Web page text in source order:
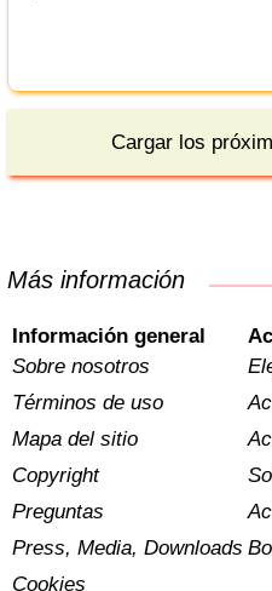
Cargar los
Más información
Información general
Sobre nosotros
Términos de uso
Mapa del sitio
Copyright
Preguntas
Press, Media, Downloads
Cookies